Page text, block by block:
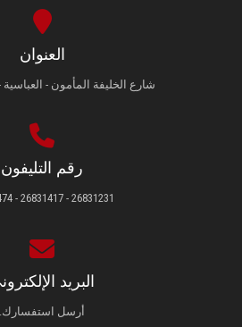
العنوان
شارع الخليفة المأمون -
رقم التليفون
26831231 - 26831417 - 26831474
البريد
أرسل استفسارك.